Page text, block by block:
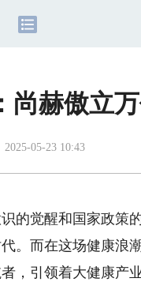
尚赫傲立
2025-05-23 10:43
的觉醒和国家政策
。而在这场健康浪潮
，引领着大健康产